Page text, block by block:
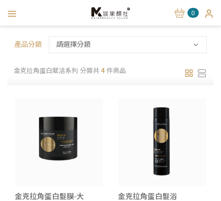
0
金克拉角蛋白賦活系列 分類共 4 件商品
金克拉角蛋白髮膜-大 金克拉角蛋白髮浴
產品分類 請選擇分類